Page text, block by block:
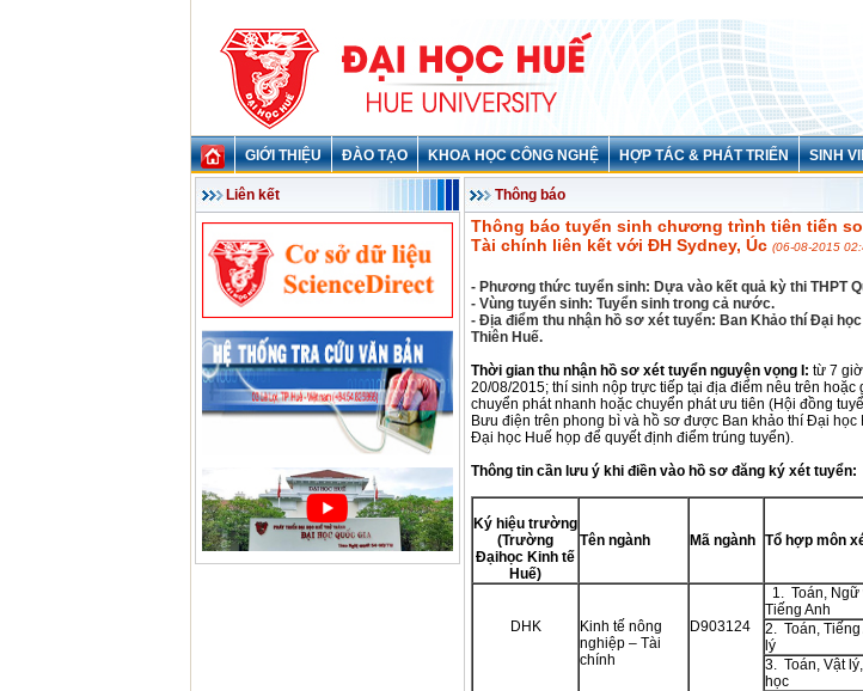
GIỚI THIỆU ĐÀO TẠO KHOA HỌC CÔNG NGHỆ HỢP TÁC & PHÁT TRIỂN SINH
Liên kết Thông báo
Thông báo tuyển sinh chương trình tiên tiến
Tài chính liên kết với ĐH Sydney, Úc (06-08-2015
- Phương thức tuyển sinh: Dựa vào kết quả kỳ thi THPT
- Vùng tuyển sinh: Tuyển sinh trong cả nước.
- Địa điểm thu nhận hồ sơ xét tuyển: Ban Khảo thí Đại
Thiên Huế.
Thời gian thu nhận hồ sơ xét tuyển nguyện vọng I: từ 7
20/08/2015; thí sinh nộp trực tiếp tại địa điểm nêu trên
chuyển phát nhanh hoặc chuyển phát ưu tiên (Hội đồng
Bưu điện trên phong bì và hồ sơ được Ban khảo thí Đại
Đại học Huế họp để quyết định điểm trúng tuyển).
Thông tin cần lưu ý khi điền vào hồ sơ đăng ký xét tuyển:
Ký hiệu trường
(Trường
Đạihọc Kinh tế
Huế)
Tên ngành Mã ngành Tổ hợp môn
DHK
Kinh tế nông
nghiệp – Tài
chính
D903124
1. Toán, Ngữ
Tiếng Anh
2. Toán, Tiếng
lý
3. Toán, Vật
học